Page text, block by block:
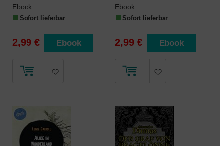
Ebook
Sofort lieferbar
2,99 € Ebook
Ebook
Sofort lieferbar
2,99 € Ebook